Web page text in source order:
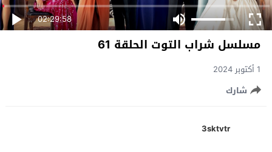
02:29:58
مسلسل شراب التوت الحلقة 61
1 أكتوبر 2024
شارك
3sktvtr